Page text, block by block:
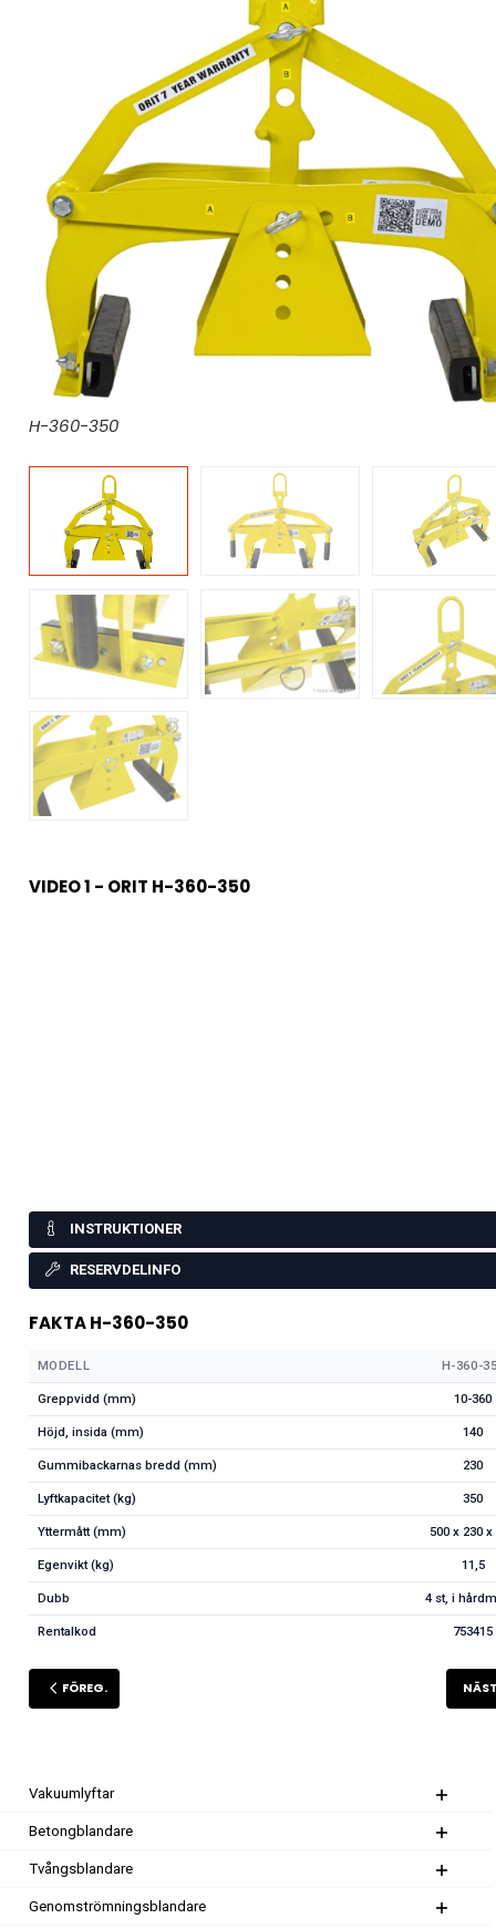
H-360-350
VIDEO 1 - ORIT H-360-350
INSTRUKTIONER
RESERVDELINFO
FAKTA H-360-350
MODELL H-360-
Greppvidd (mm) 10-360
Höjd, insida (mm) 140
Gummibackarnas bredd (mm) 230
Lyftkapacitet (kg) 350
Yttermått (mm) 500 x 230 x
Egenvikt (kg) 11,5
Dubb 4 st, i
Rentalkod 753415
FÖREG.
Vakuumlyftar
Betongblandare
Tvångsblandare
Genomströmningsblandare